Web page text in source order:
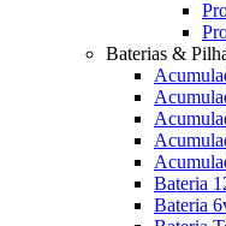
Baterias &
Bateria
Bateria